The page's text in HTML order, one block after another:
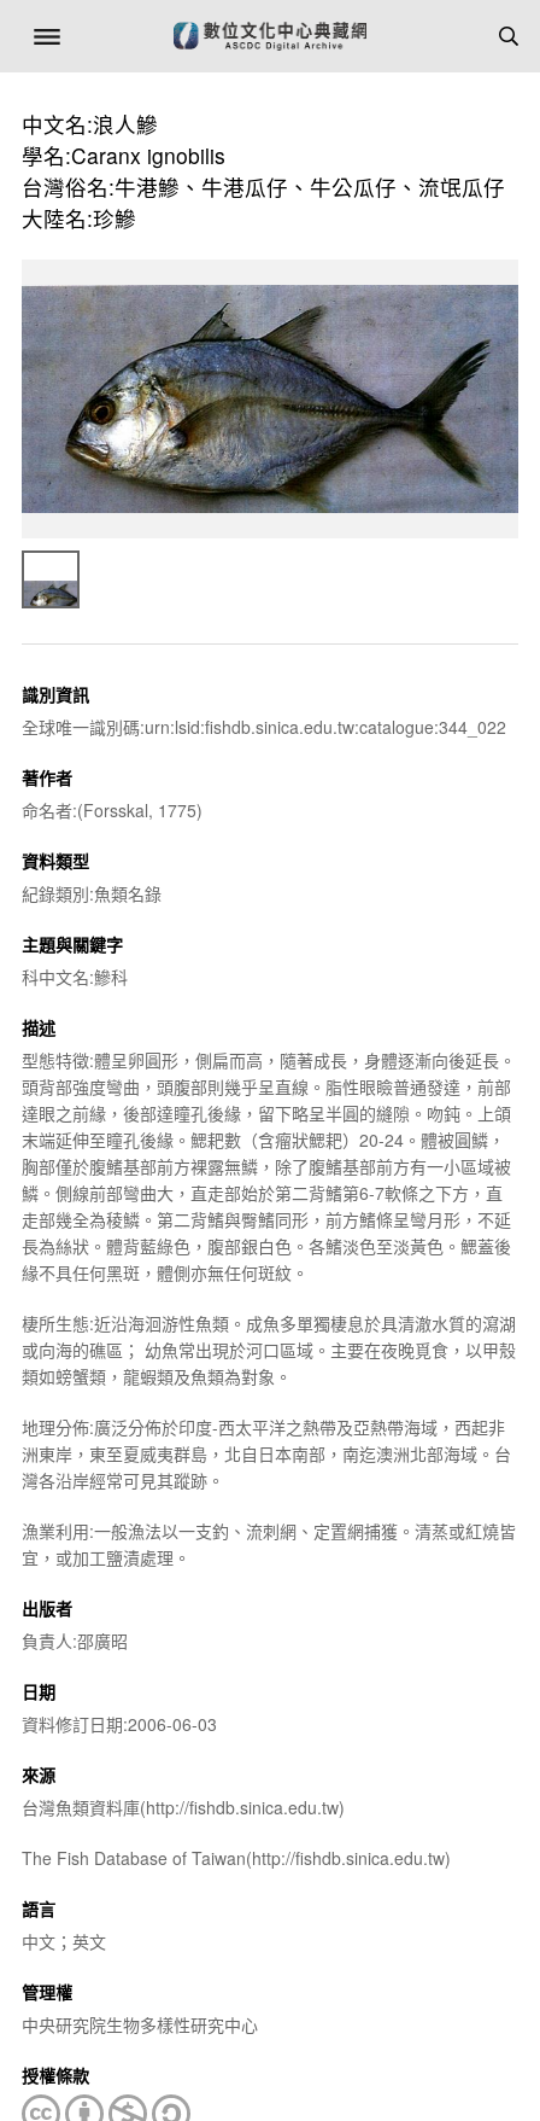
中文名:浪人鰺
學名:Caranx ignobilis
台灣俗名:牛港鰺、牛港瓜仔、牛公瓜仔、流氓瓜仔
大陸名:珍鰺
識別資訊
全球唯一識別碼:urn:lsid:fishdb.sinica.edu.tw:catalogue:344_022
著作者
命名者:(Forsskal, 1775)
資料類型
紀錄類別:魚類名錄
主題與關鍵字
科中文名:鰺科
描述
型態特徵:體呈卵圓形，側扁而高，隨著成長，身體逐漸向後延長。
頭背部強度彎曲，頭腹部則幾乎呈直線。脂性眼瞼普通發達，前部
達眼之前緣，後部達瞳孔後緣，留下略呈半圓的縫隙。吻鈍。上頜
末端延伸至瞳孔後緣。鰓耙數（含瘤狀鰓耙）20-24。體被圓鱗，
胸部僅於腹鰭基部前方裸露無鱗，除了腹鰭基部前方有一小區域被
鱗。側線前部彎曲大，直走部始於第二背鰭第6-7軟條之下方，直
走部幾全為稜鱗。第二背鰭與臀鰭同形，前方鰭條呈彎月形，不延
長為絲狀。體背藍綠色，腹部銀白色。各鰭淡色至淡黃色。鰓蓋後
緣不具任何黑斑，體側亦無任何斑紋。
棲所生態:近沿海洄游性魚類。成魚多單獨棲息於具清澈水質的瀉湖
或向海的礁區； 幼魚常出現於河口區域。主要在夜晚覓食，以甲殼
類如螃蟹類，龍蝦類及魚類為對象。
地理分佈:廣泛分佈於印度-西太平洋之熱帶及亞熱帶海域，西起非
洲東岸，東至夏威夷群島，北自日本南部，南迄澳洲北部海域。台
灣各沿岸經常可見其蹤跡。
漁業利用:一般漁法以一支釣、流刺網、定置網捕獲。清蒸或紅燒皆
宜，或加工鹽漬處理。
出版者
負責人:邵廣昭
日期
資料修訂日期:2006-06-03
來源
台灣魚類資料庫(http://fishdb.sinica.edu.tw)
The Fish Database of Taiwan(http://fishdb.sinica.edu.tw)
語言
中文；英文
管理權
中央研究院生物多樣性研究中心
授權條款